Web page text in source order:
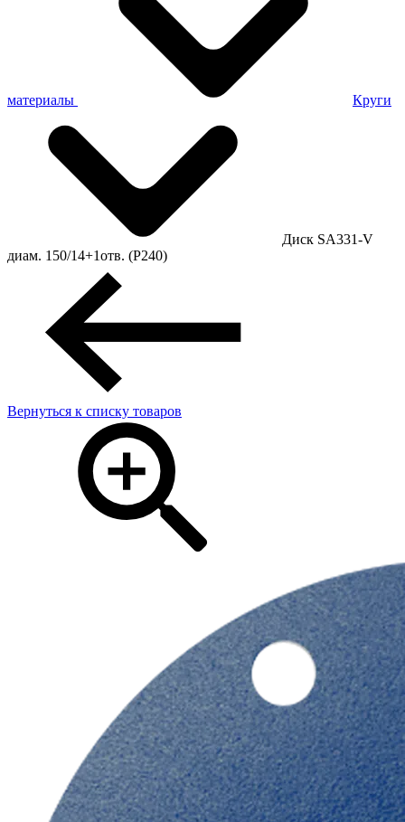
материалы Круги
Диск SA331-V
диам. 150/14+1отв. (P240)
Вернуться к списку товаров